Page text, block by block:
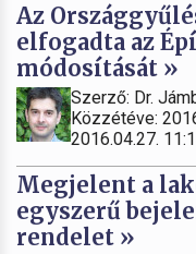
Az
elfogadta az
módosítását »
Szerző: Dr.
Közzétéve:
2016.04.27.
Megjelent a
egyszerű
rendelet »